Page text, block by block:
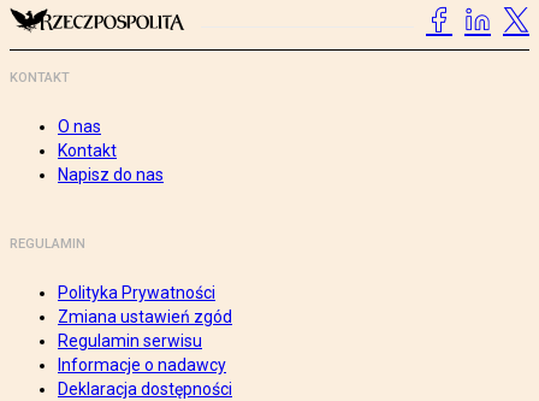
KONTAKT
O nas
Kontakt
Napisz do nas
REGULAMIN
Polityka Prywatności
Zmiana ustawień zgód
Regulamin serwisu
Informacje o nadawcy
Deklaracja dostępności